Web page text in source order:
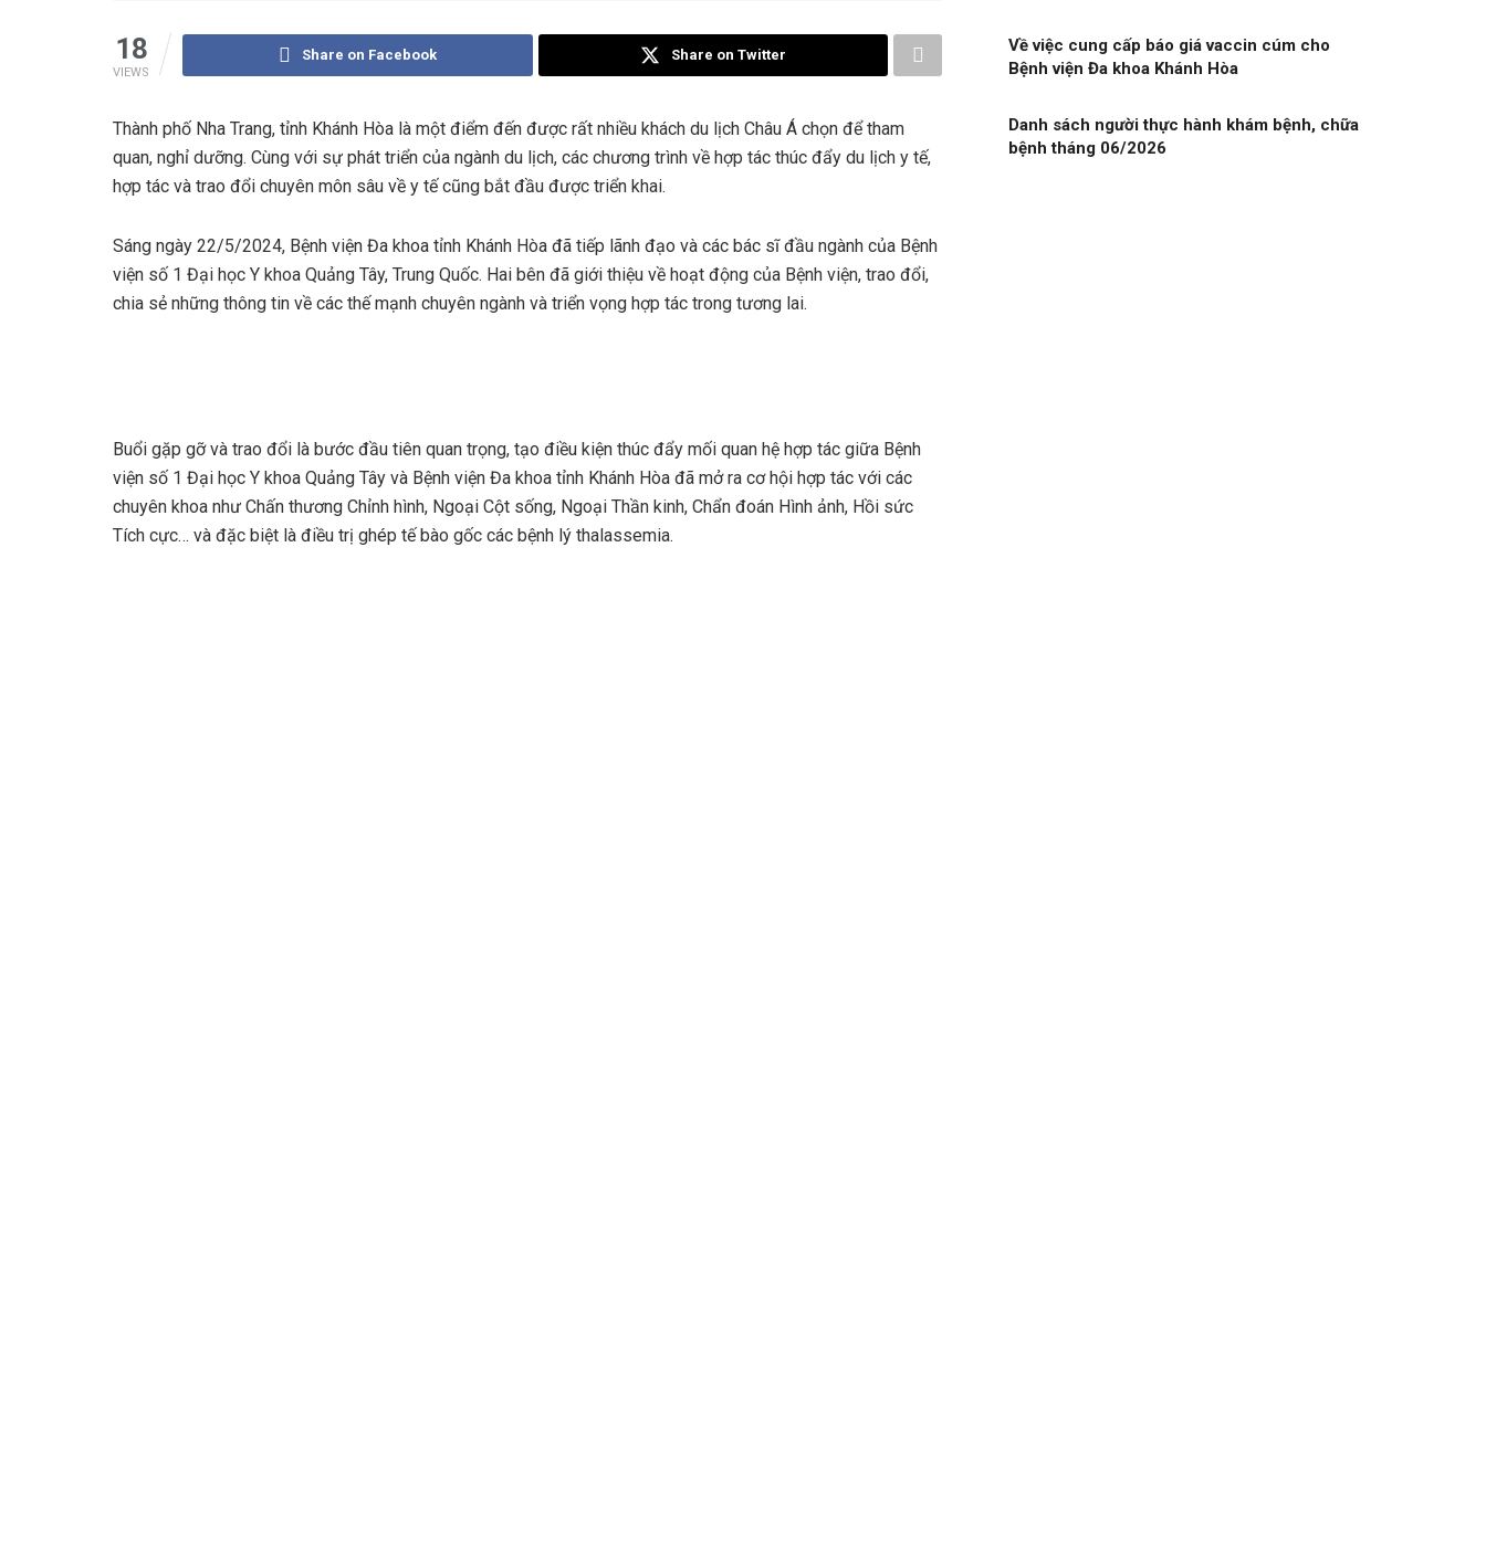
18
VIEWS
Share on Facebook Share on Twitter
Thành phố Nha Trang, tỉnh Khánh Hòa là một điểm đến được rất nhiều khách du lịch Châu Á chọn để tham
quan, nghỉ dưỡng. Cùng với sự phát triển của ngành du lịch, các chương trình về hợp tác thúc đẩy du lịch y tế,
hợp tác và trao đổi chuyên môn sâu về y tế cũng bắt đầu được triển khai.
Sáng ngày 22/5/2024, Bệnh viện Đa khoa tỉnh Khánh Hòa đã tiếp lãnh đạo và các bác sĩ đầu ngành của Bệnh
viện số 1 Đại học Y khoa Quảng Tây, Trung Quốc. Hai bên đã giới thiệu về hoạt động của Bệnh viện, trao đổi,
chia sẻ những thông tin về các thế mạnh chuyên ngành và triển vọng hợp tác trong tương lai.
Buổi gặp gỡ và trao đổi là bước đầu tiên quan trọng, tạo điều kiện thúc đẩy mối quan hệ hợp tác giữa Bệnh
viện số 1 Đại học Y khoa Quảng Tây và Bệnh viện Đa khoa tỉnh Khánh Hòa đã mở ra cơ hội hợp tác với các
chuyên khoa như Chấn thương Chỉnh hình, Ngoại Cột sống, Ngoại Thần kinh, Chẩn đoán Hình ảnh, Hồi sức
Tích cực… và đặc biệt là điều trị ghép tế bào gốc các bệnh lý thalassemia.
Về việc cung cấp báo giá vaccin cúm cho
Bệnh viện Đa khoa Khánh Hòa
Danh sách người thực hành khám bệnh, chữa
bệnh tháng 06/2026